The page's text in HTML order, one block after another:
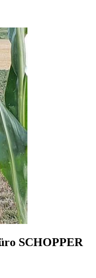
SCHOPPER